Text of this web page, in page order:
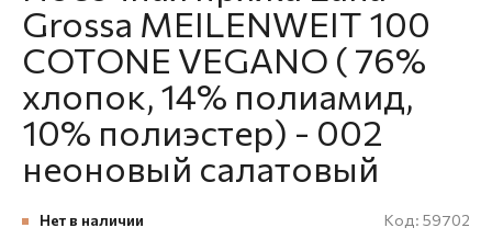
Grossa MEILENWEIT 100
COTONE VEGANO ( 76%
хлопок, 14% полиамид,
10% полиэстер) - 002
неоновый салатовый
Нет в наличии Код: 59702